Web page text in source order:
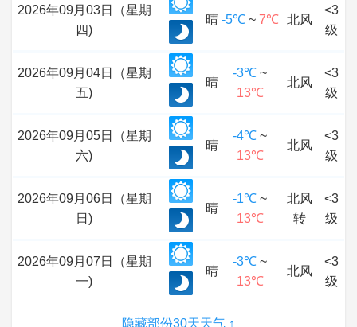
2026年09月03日（星期
四)
晴 -5℃~ 7℃ 北风
<3
级
2026年09月04日（星期
五)
晴
-3℃ ~
13℃
北风
<3
级
2026年09月05日（星期
六)
晴
-4℃ ~
13℃
北风
<3
级
2026年09月06日（星期
日)
晴
-1℃ ~
13℃
北风
转
<3
级
2026年09月07日（星期
一)
晴
-3℃ ~
13℃
北风
<3
级
隐藏部份30天天气 ↑